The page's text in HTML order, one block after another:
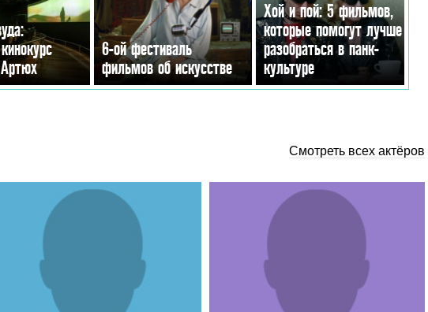
6-ой фестиваль
фильмов об искусстве
Хой и пой: 5 фильмов,
которые помогут лучше
разобраться в панк-
культуре
Смотреть всех актёров